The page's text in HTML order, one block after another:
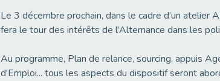
Le 3 décembre prochain, dans le cadre d’un
fera le tour des intérêts de l'Alternance dans les
Au programme, Plan de relance, sourcing, appuis
d'Emploi... tous les aspects du dispositif seront